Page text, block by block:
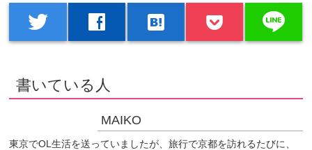
twitter facebook hatenabookmark line
書いている人
MAIKO
東京でOL生活を送っていましたが、旅行で京都を訪れるたびに、